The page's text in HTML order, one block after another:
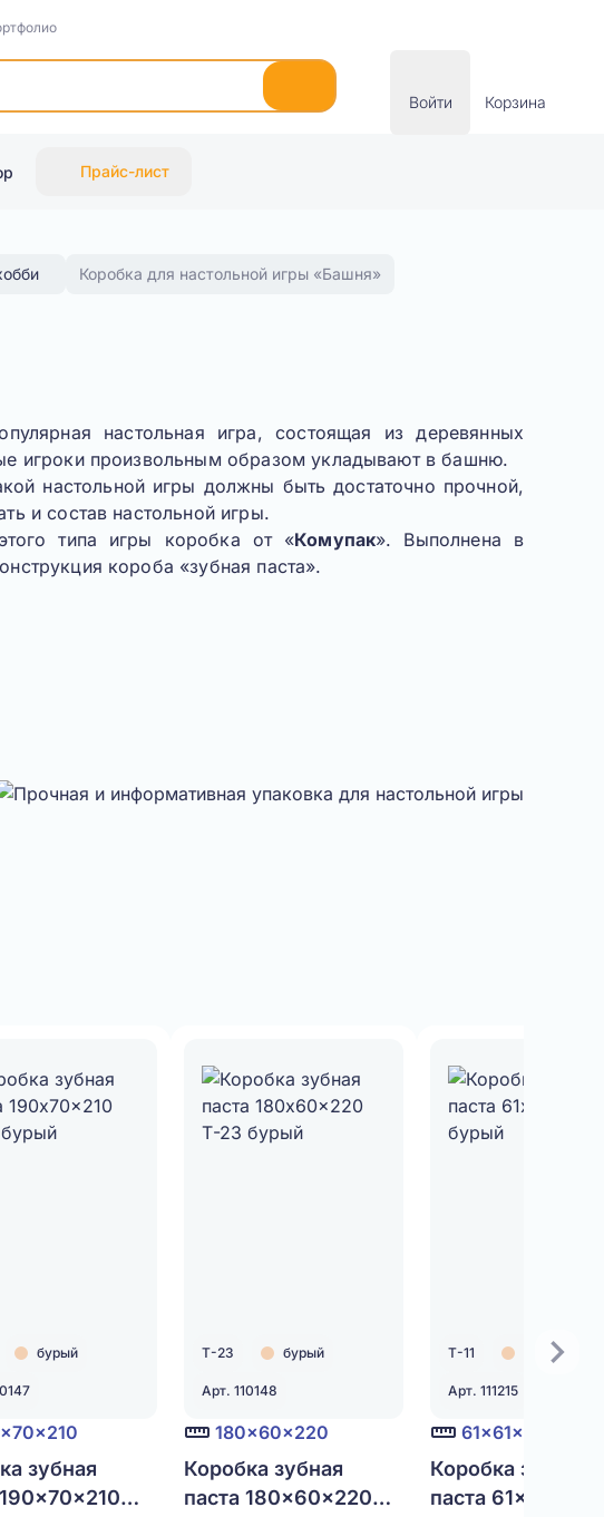
Войти Корзина
Прайс-лист
Коробка для настольной игры «Башня»
настольная игра, состоящая из деревянных
игроки произвольным образом укладывают в башню.
настольной игры должны быть достаточно прочной,
и состав настольной игры.
типа игры коробка от «Комупак». Выполнена в
короба «зубная паста».
бурый
зубная
Т-23 бурый
Арт. 110148
180x60x220
Коробка зубная
паста 180x60x220
Т-11 бурый
Арт. 111215
61x61x61
Коробка зубная
паста 61x61x61